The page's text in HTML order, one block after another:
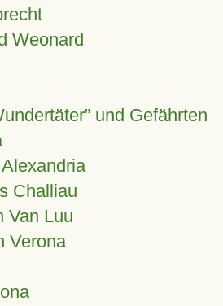
Weonard
und Gefährten
Challiau
Van Luu
Verona